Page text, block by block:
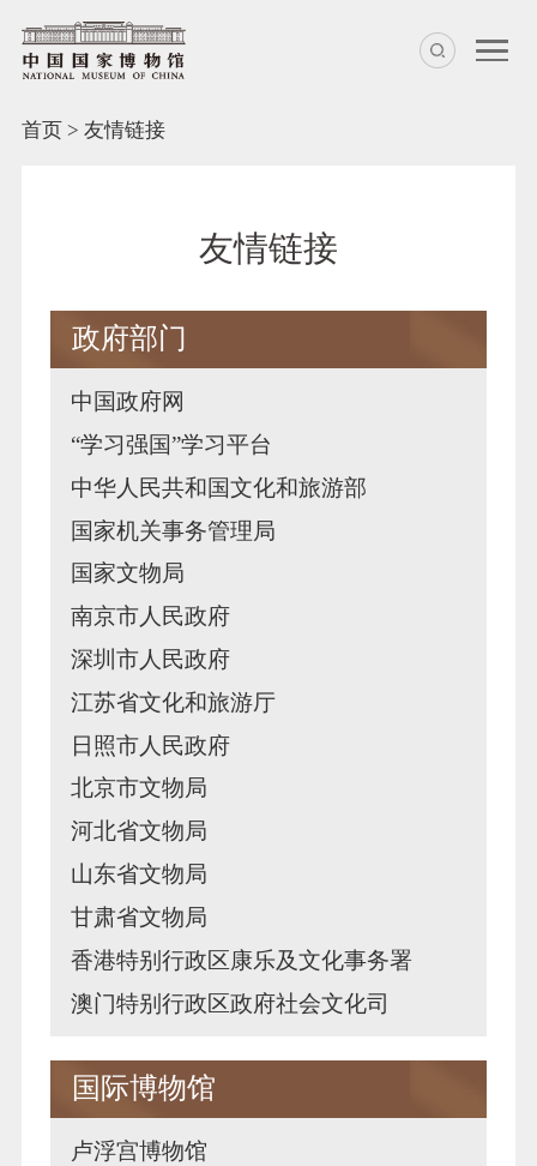
首页> 友情链接
友情链接
政府部门
中国政府网
“学习强国”学习平台
中华人民共和国文化和旅游部
国家机关事务管理局
国家文物局
南京市人民政府
深圳市人民政府
江苏省文化和旅游厅
日照市人民政府
北京市文物局
河北省文物局
山东省文物局
甘肃省文物局
香港特别行政区康乐及文化事务署
澳门特别行政区政府社会文化司
国际博物馆
卢浮宫博物馆